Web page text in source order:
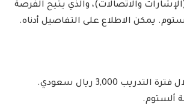
والاتصالات)، والذي يتيح الفرصة
يمكن الاطلاع على التفاصيل أدناه.
3,000 ريال سعودي.
ألستوم.